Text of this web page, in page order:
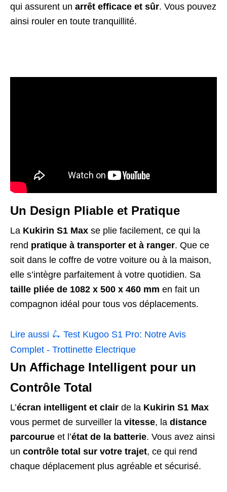
qui assurent un arrêt efficace et sûr. Vous pouvez
ainsi rouler en toute tranquillité.
Un Design Pliable et Pratique
La Kukirin S1 Max se plie facilement, ce qui la
rend pratique à transporter et à ranger. Que ce
soit dans le coffre de votre voiture ou à la maison,
elle s’intègre parfaitement à votre quotidien. Sa
taille pliée de 1082 x 500 x 460 mm en fait un
compagnon idéal pour tous vos déplacements.
Lire aussi 🛴 Test Kugoo S1 Pro: Notre Avis
Complet - Trottinette Electrique
Un Affichage Intelligent pour un
Contrôle Total
L’écran intelligent et clair de la Kukirin S1 Max
vous permet de surveiller la vitesse, la distance
parcourue et l’état de la batterie. Vous avez ainsi
un contrôle total sur votre trajet, ce qui rend
chaque déplacement plus agréable et sécurisé.